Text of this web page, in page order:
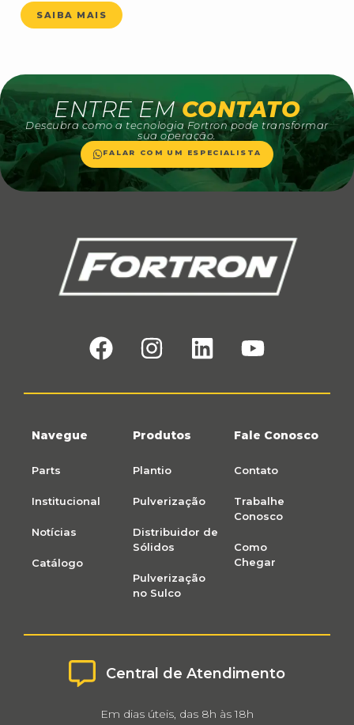
SAIBA MAIS
ENTRE EMCONTATO
Descubra como a tecnologia Fortron pode transformar
sua operação.
FALAR COM UM ESPECIALISTA
Navegue
Parts
Institucional
Notícias
Catálogo
Produtos
Plantio
Pulverização
Distribuidor de
Sólidos
Pulverização
no Sulco
Fale Conosco
Contato
Trabalhe
Conosco
Como
Chegar
Central de Atendimento
Em dias úteis, das 8h às 18h